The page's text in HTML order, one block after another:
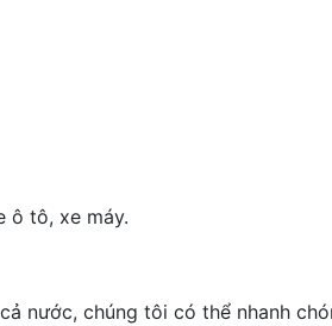
ô tô, xe máy.
nước, chúng tôi có thể nhanh